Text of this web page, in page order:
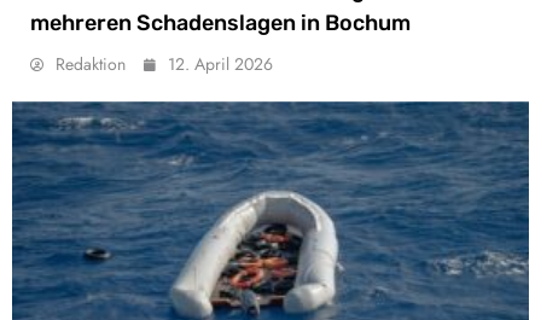
mehreren Schadenslagen in Bochum
Redaktion 12. April 2026